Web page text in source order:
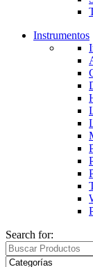
Instrumentos
Search for: